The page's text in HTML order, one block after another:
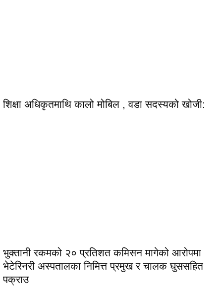
शिक्षा अधिकृतमाथि कालो मोबिल , वडा सदस्यको खोजी:
भुक्तानी रकमको २० प्रतिशत कमिसन मागेको आरोपमा
भेटेरिनरी अस्पतालका निमित्त प्रमुख र चालक घुससहित
पक्राउ